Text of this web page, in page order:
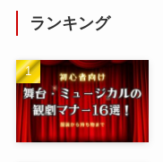
ランキング